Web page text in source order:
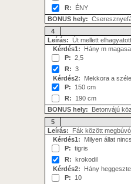
R: ÉNY
BONUS hely:
4
Leírás: Út mellett
Kérdés1: Hány m
P: 2,5
R: 3
Kérdés2: Mekkora a
P: 150 cm
R: 190 cm
BONUS hely: Betonvájú
5
Leírás: Fák között
Kérdés1: Milyen állat
P: tigris
R: krokodil
Kérdés2: Hány
P: 10